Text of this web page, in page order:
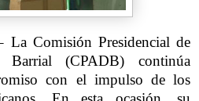
La Comisión Presidencial de
(CPADB) continúa
con el impulso de los